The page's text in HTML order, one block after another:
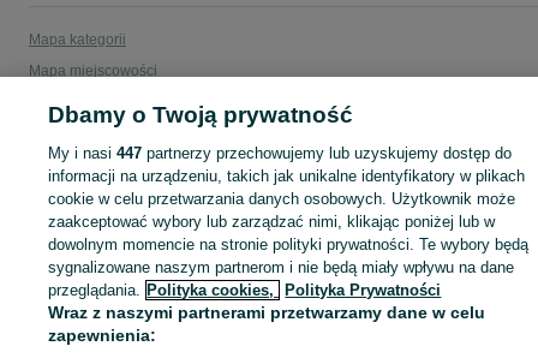
Mapa kategorii
Mapa miejscowości
Mapa ministron
Dbamy o Twoją prywatność
My i nasi447 partnerzy przechowujemy lub uzyskujemy dostęp do
informacji na urządzeniu, takich jak unikalne identyfikatory w plikach
cookie w celu przetwarzania danych osobowych. Użytkownik może
zaakceptować wybory lub zarządzać nimi, klikając poniżej lub w
dowolnym momencie na stronie polityki prywatności. Te wybory będą
sygnalizowane naszym partnerom i nie będą miały wpływu na dane
przeglądania. Polityka cookies, Polityka Prywatności
Wraz z naszymi partnerami przetwarzamy dane w celu
zapewnienia: